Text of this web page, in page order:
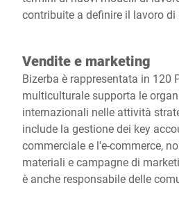
contribuite a definire il lavoro di
Vendite e marketing
Bizerba è rappresentata in 120
multiculturale supporta le
internazionali nelle attività
include la gestione dei key
commerciale e l'e-commerce,
materiali e campagne di
è anche responsabile delle